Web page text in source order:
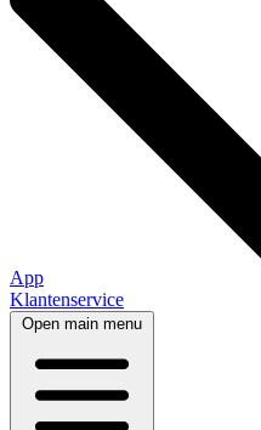
App
Klantenservice
Open main menu